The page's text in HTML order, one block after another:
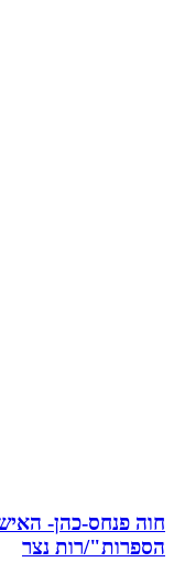
חוה פנחס-כהן-
הספרות"/רות נצר